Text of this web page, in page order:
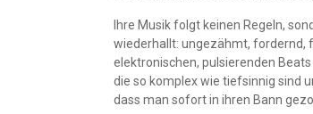
Ihre Musik folgt keinen Regeln,
wiederhallt: ungezähmt, fordernd,
elektronischen, pulsierenden
die so komplex wie tiefsinnig sind
dass man sofort in ihren Bann